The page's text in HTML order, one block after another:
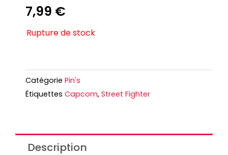
7,99 €
Rupture de stock
Catégorie Pin's
Étiquettes Capcom, Street Fighter
Description